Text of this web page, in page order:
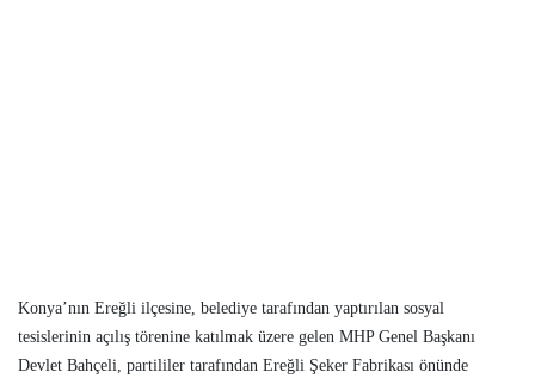
Konya’nın Ereğli ilçesine, belediye tarafından yaptırılan sosyal
tesislerinin açılış törenine katılmak üzere gelen MHP Genel Başkanı
Devlet Bahçeli, partililer tarafından Ereğli Şeker Fabrikası önünde